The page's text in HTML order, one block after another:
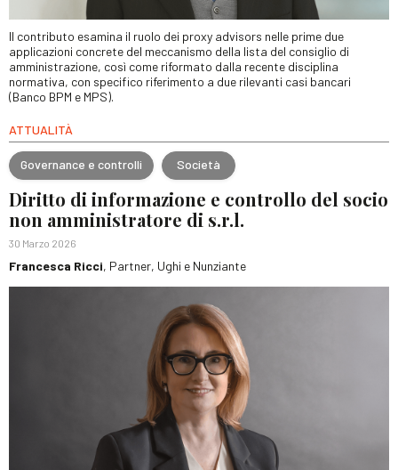
Il contributo esamina il ruolo dei proxy advisors nelle prime due
applicazioni concrete del meccanismo della lista del consiglio di
amministrazione, così come riformato dalla recente disciplina
normativa, con specifico riferimento a due rilevanti casi bancari
(Banco BPM e MPS).
ATTUALITÀ
Governance e controlli Società
Diritto di informazione e controllo del socio
non amministratore di s.r.l.
30 Marzo 2026
Francesca Ricci, Partner, Ughi e Nunziante